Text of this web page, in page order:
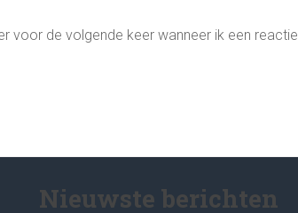
voor de volgende keer wanneer ik een reactie
Nieuwste berichten